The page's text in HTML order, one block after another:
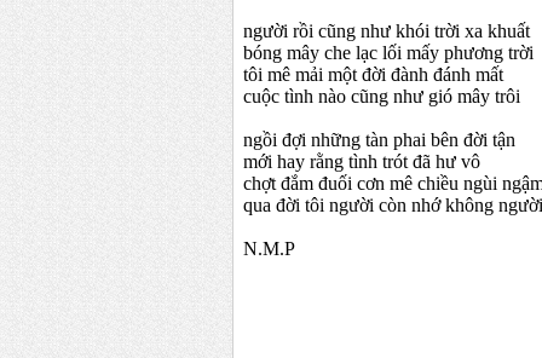
người rồi cũng như khói trời xa khuất
bóng mây che lạc lối mấy phương trời
tôi mê mải một đời đành đánh mất
cuộc tình nào cũng như gió mây trôi
ngồi đợi những tàn phai bên đời tận
mới hay rằng tình trót đã hư vô
chợt đắm đuối cơn mê chiều ngùi
qua đời tôi người còn nhớ không
N.M.P